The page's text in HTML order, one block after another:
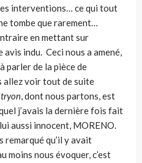
interventions… ce qui tout
tombe que rarement…
en mettant sur
avis indu. Ceci nous a amené,
parler de la pièce de
allez voir tout de suite
, dont nous partons, est
j’avais la dernière fois fait
aussi innocent, MORENO.
remarqué qu’il y avait
moins nous évoquer, c’est